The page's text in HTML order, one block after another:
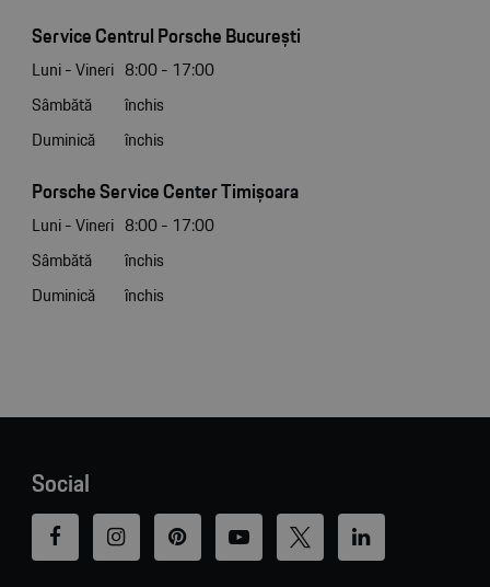
Service Centrul Porsche București
Luni - Vineri 8:00 - 17:00
Sâmbătă
închis
Duminică
închis
Porsche Service Center Timișoara
Luni - Vineri 8:00 - 17:00
Sâmbătă
închis
Duminică
închis
Social